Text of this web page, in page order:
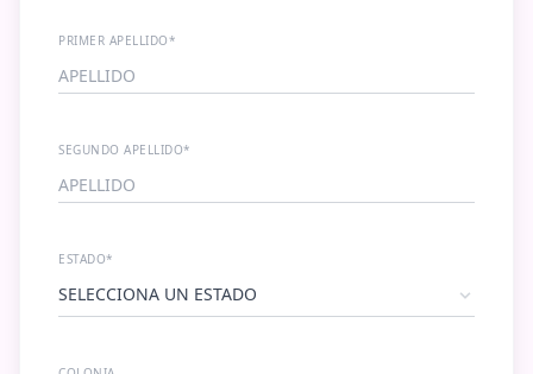
PRIMER APELLIDO*
SEGUNDO APELLIDO*
ESTADO*